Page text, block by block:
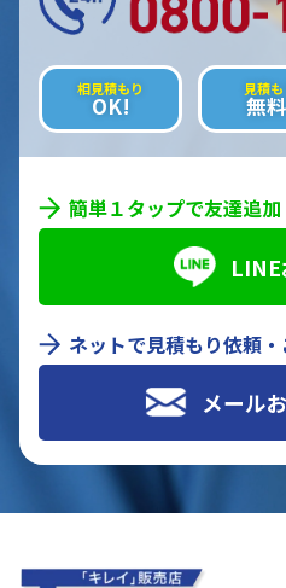
相見積もり
OK!
見積も
無
簡単１タップで友達追加
LINE
ネットで見積もり依頼
メール